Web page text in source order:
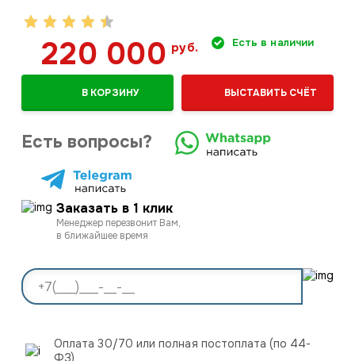
220 000руб. Есть в наличии
В КОРЗИНУ ВЫСТАВИТЬ СЧЁТ
Есть вопросы?
Заказать в 1 клик
Менеджер перезвонит Вам,
в ближайшее время
Оплата 30/70 или полная постоплата (по 44-
ФЗ)